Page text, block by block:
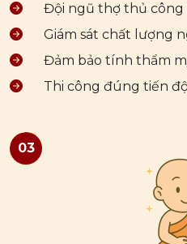
Đội ngũ thợ thủ công
Giám sát chất lượng
Đảm bảo tính thẩm
Thi công đúng tiến
03